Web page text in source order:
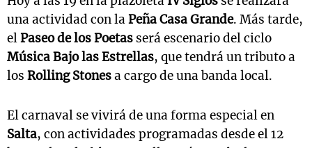
una actividad con laPeña Casa Grande. Más tarde,
elPaseo de los Poetas será escenario del ciclo
Música Bajo las Estrellas, que tendrá un tributo a
los Rolling Stonesa cargo de una banda local.
El carnaval se vivirá de una forma especial en
Salta, con actividades programadas desde el 12